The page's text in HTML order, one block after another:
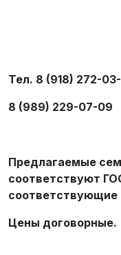
Тел. 8 (918) 272-
8 (989) 229-07-09
Предлагаемые
соответствуют
соответствующие
Цены договорные.